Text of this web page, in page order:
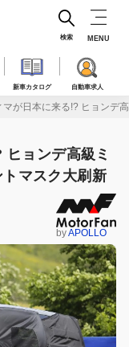
新車カタログ 自動車求人
検索 MENU
マが日本に来る!? ヒョンデ
ョンデ高級ミ
マスク大刷新
byAPOLLO